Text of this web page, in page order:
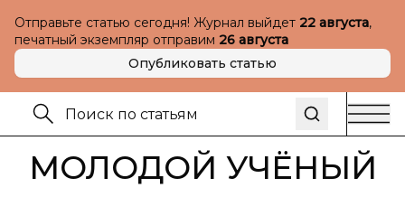
Отправьте статью сегодня! Журнал выйдет 22 августа,
печатный экземпляр отправим 26 августа
Опубликовать статью
МОЛОДОЙ УЧЁНЫЙ